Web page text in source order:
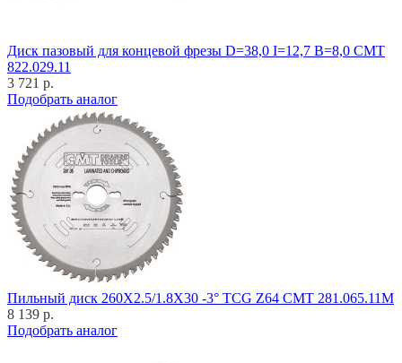
Диск пазовый для концевой фрезы D=38,0 I=12,7 B=8,0 CMT
822.029.11
3 721 р.
Подобрать аналог
Пильный диск 260X2.5/1.8X30 -3° TCG Z64 CMT 281.065.11M
8 139 р.
Подобрать аналог